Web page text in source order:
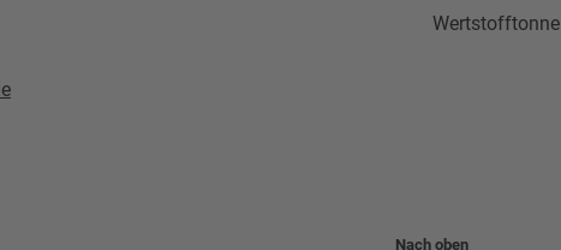
Wertstofftonne
Nach oben